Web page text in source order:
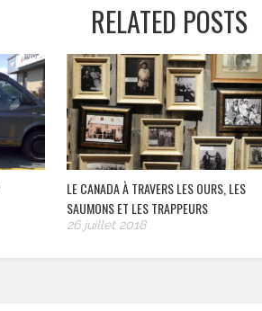
RELATED POSTS
LE CANADA À TRAVERS LES OURS, LES
SAUMONS ET LES TRAPPEURS
26 juillet 2018